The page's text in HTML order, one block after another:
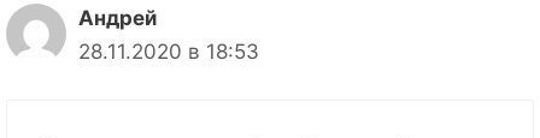
Андрей
28.11.2020 в 18:53